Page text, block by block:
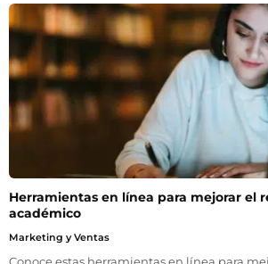
Herramientas en línea para mejorar el
académico
Marketing y Ventas